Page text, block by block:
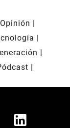
Opinión